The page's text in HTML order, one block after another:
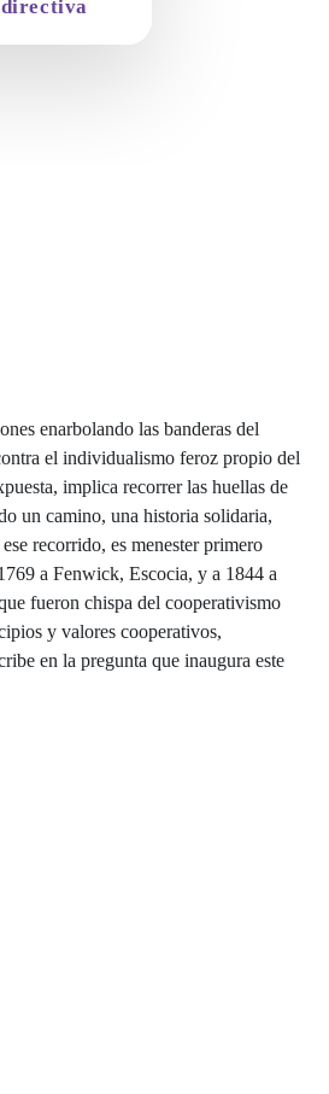
enarbolando las banderas del
el individualismo feroz propio del
implica recorrer las huellas de
un camino, una historia solidaria,
recorrido, es menester primero
a Fenwick, Escocia, y a 1844 a
fueron chispa del cooperativismo
y valores cooperativos,
en la pregunta que inaugura este